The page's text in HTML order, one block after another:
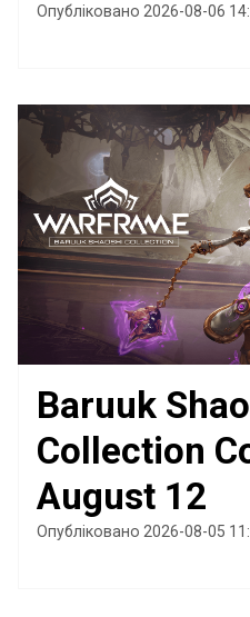
Опубліковано 2026-08-06
Baruuk
Collection
August 12
Опубліковано 2026-08-05